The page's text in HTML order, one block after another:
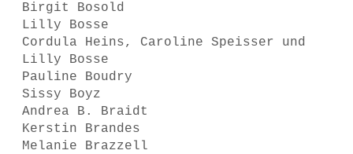
Birgit Bosold
Lilly Bosse
Cordula Heins, Caroline Speisser und
Lilly Bosse
Pauline Boudry
Sissy Boyz
Andrea B. Braidt
Kerstin Brandes
Melanie Brazzell